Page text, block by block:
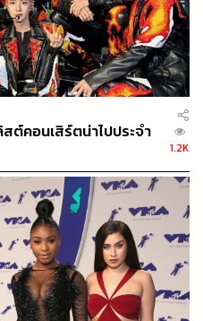
สต์คอนเสิร์ตน่าไปประจำ
1.2K